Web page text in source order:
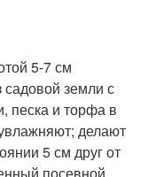
5-7 см
земли с
песка и торфа в
делают
5 см друг от